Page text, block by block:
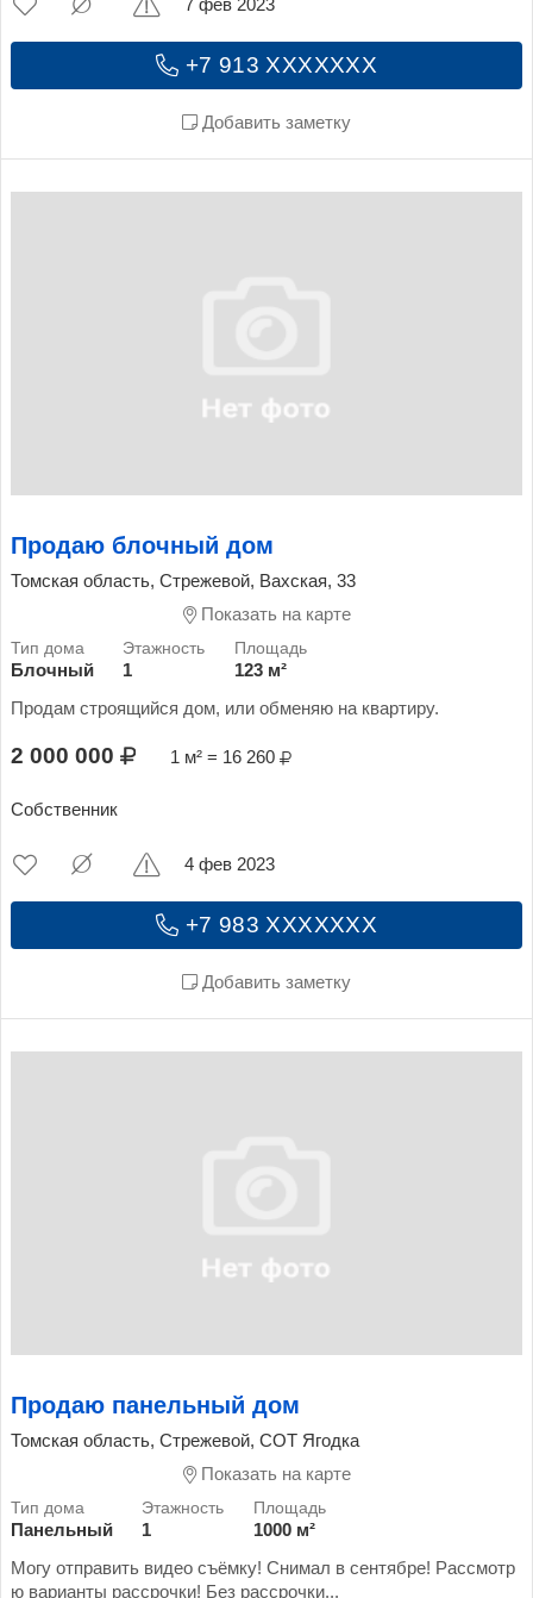
+7 913 XXXXXXX
Добавить заметку
7 фев 2023
Продаю блочный дом
Томская область, Стрежевой, Вахская, 33
Показать на карте
Блочный 1
123 м²
Продам строящийся дом, или обменяю на квартиру.
2 000 000 1 м² = 16 260
Собственник
+7 983 XXXXXXX
Добавить заметку
4 фев 2023
Продаю панельный дом
Томская область, Стрежевой, СОТ Ягодка
Показать на карте
Панельный 1
1000 м²
Могу отправить видео съёмку! Снимал в сентябре! Рассмотр
ю варианты рассрочки! Без рассрочки...